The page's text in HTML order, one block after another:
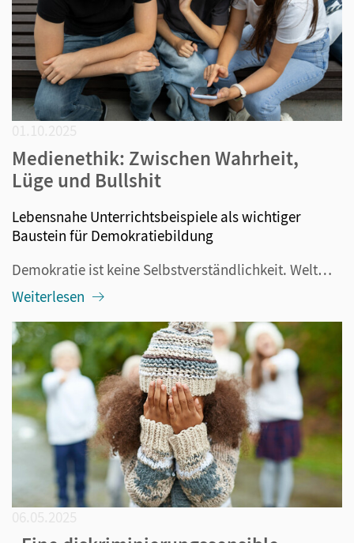
Medienethik: Zwischen Wahrheit,
Lüge und Bullshit
Lebensnahe Unterrichtsbeispiele als wichtiger
Baustein für Demokratiebildung
Demokratie ist keine Selbstverständlichkeit. Weltweit ist sie sogar auf dem Rückzug, wie die „Economist Intelligence Unit“ (EIU) des britischen Economist-Verlags 2024 in einer Studie* herausfand. Historische und aktuelle Konflikte auf der Welt zeigen, wie fragil demokratische Strukturen sein k...
Weiterlesen